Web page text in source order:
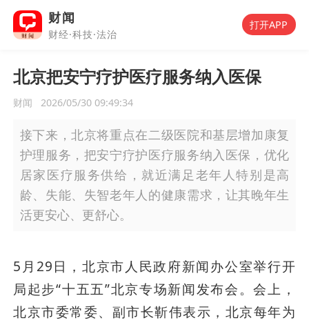
财闻
财经·科技·法治
打开APP
北京把安宁疗护医疗服务纳入医保
财闻 2026/05/30 09:49:34
接下来，北京将重点在二级医院和基层增加康复
护理服务，把安宁疗护医疗服务纳入医保，优化
居家医疗服务供给，就近满足老年人特别是高
龄、失能、失智老年人的健康需求，让其晚年生
活更安心、更舒心。
5月29日，北京市人民政府新闻办公室举行开
局起步“十五五”北京专场新闻发布会。会上，
北京市委常委、副市长靳伟表示，北京每年为